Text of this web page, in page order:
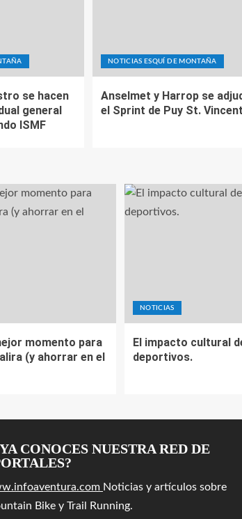
se hacen
general
ISMF
NOTICIAS ESQUÍ DE MONTAÑA
Anselmet y Harrop se
el Sprint de Puy St. Vincent
momento para
(y ahorrar en el
NOTICIAS
El impacto cultural
deportivos.
CONOCES NUESTRA RED DE
Noticias y artículos sobre
Bike y Trail Running.